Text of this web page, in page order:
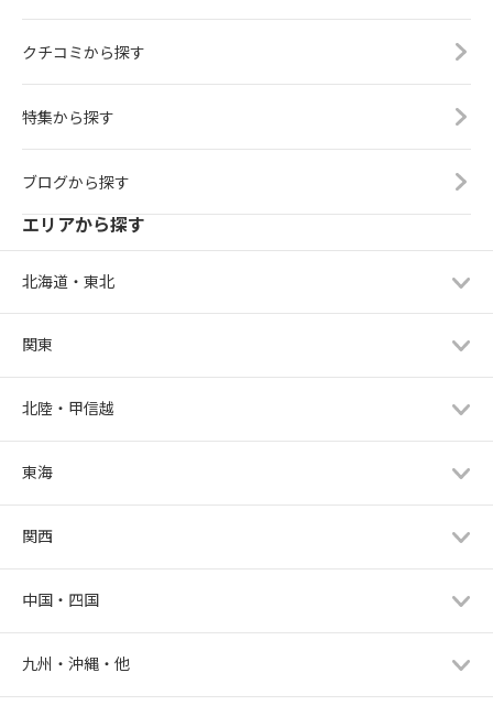
クチコミから探す
特集から探す
ブログから探す
エリアから探す
北海道・東北
関東
北陸・甲信越
東海
関西
中国・四国
九州・沖縄・他